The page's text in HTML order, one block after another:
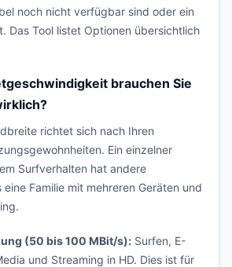
noch nicht verfügbar sind oder ein
Das Tool listet Optionen übersichtlich
brauchen Sie
richtet sich nach Ihren
Ein einzelner
Surfverhalten hat andere
Familie mit mehreren Geräten und
(50 bis 100 MBit/s): Surfen, E-
und Streaming in HD. Dies ist für